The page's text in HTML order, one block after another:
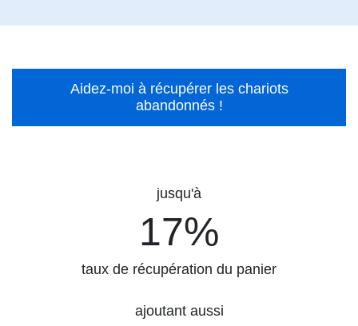
Aidez-moi à récupérer les chariots
abandonnés !
jusqu'à
17%
taux de récupération du panier
ajoutant aussi